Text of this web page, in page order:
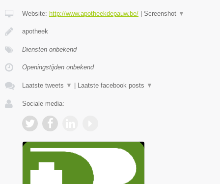
Website: http://www.apotheekdepauw.be/ Screenshot ▼
apotheek
Diensten onbekend
Openingstijden onbekend
Laatste tweets ▼ Laatste facebook posts ▼
Sociale media: